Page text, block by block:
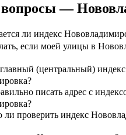
—
ли индекс
если моей улицы в
(центральный) индекс
писать адрес с
проверить индекс